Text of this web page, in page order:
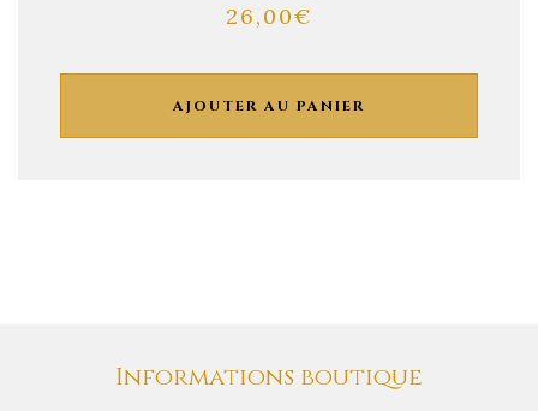
26,00€
AJOUTER AU PANIER
Informations boutique